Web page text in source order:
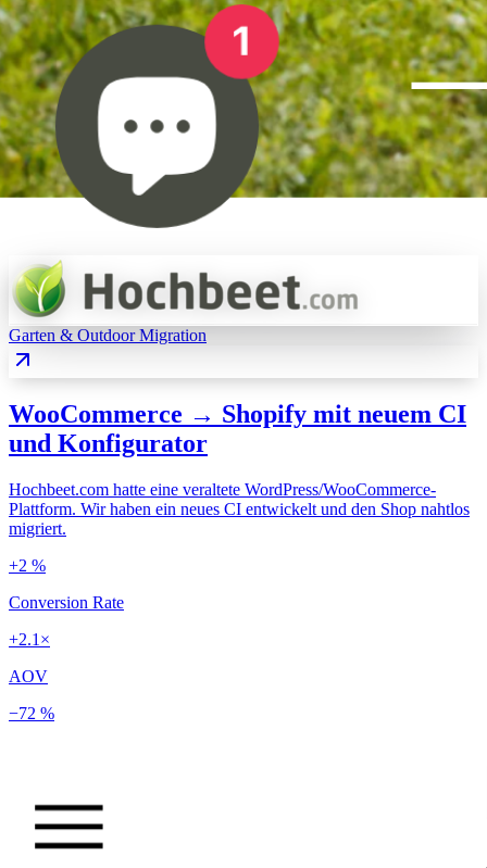
Garten & Outdoor Migration
WooCommerce → Shopify mit neuem CI
und Konfigurator
Hochbeet.com hatte eine veraltete WordPress/WooCommerce-
Plattform. Wir haben ein neues CI entwickelt und den Shop nahtlos
migriert.
+2 %
Conversion Rate
+2.1×
AOV
−72 %